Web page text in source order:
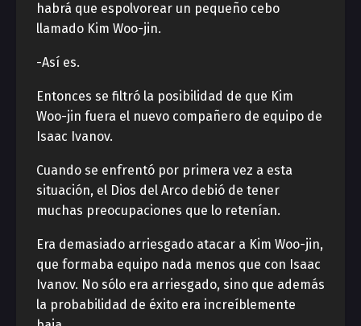
habrá que espolvorear un pequeño cebo
llamado Kim Woo-jin.
-Así es.
Entonces se filtró la posibilidad de que Kim
Woo-jin fuera el nuevo compañero de equipo de
Isaac Ivanov.
Cuando se enfrentó por primera vez a esta
situación, el Dios del Arco debió de tener
muchas preocupaciones que lo retenían.
Era demasiado arriesgado atacar a Kim Woo-jin,
que formaba equipo nada menos que con Isaac
Ivanov. No sólo era arriesgado, sino que además
la probabilidad de éxito era increíblemente